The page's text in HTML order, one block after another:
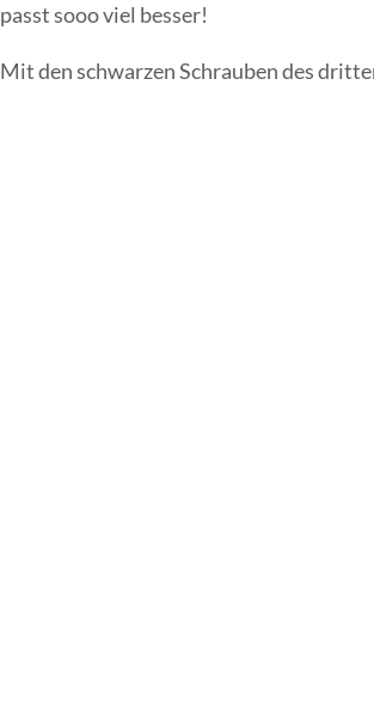
passt sooo viel besser!
Mit den schwarzen Schrauben des